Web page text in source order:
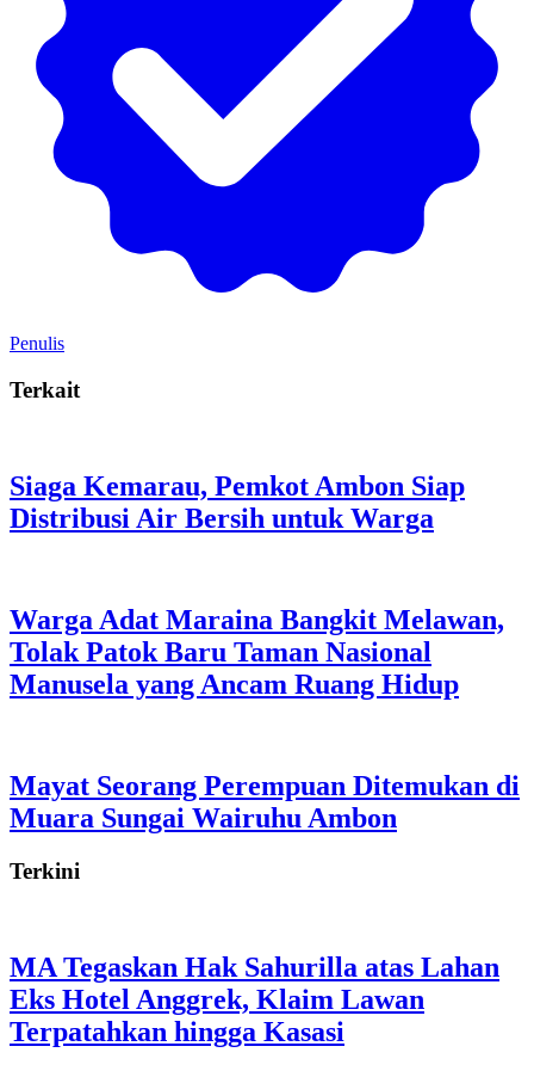
Penulis
Terkait
Siaga Kemarau, Pemkot Ambon Siap
Distribusi Air Bersih untuk Warga
Warga Adat Maraina Bangkit Melawan,
Tolak Patok Baru Taman Nasional
Manusela yang Ancam Ruang Hidup
Mayat Seorang Perempuan Ditemukan di
Muara Sungai Wairuhu Ambon
Terkini
MA Tegaskan Hak Sahurilla atas Lahan
Eks Hotel Anggrek, Klaim Lawan
Terpatahkan hingga Kasasi